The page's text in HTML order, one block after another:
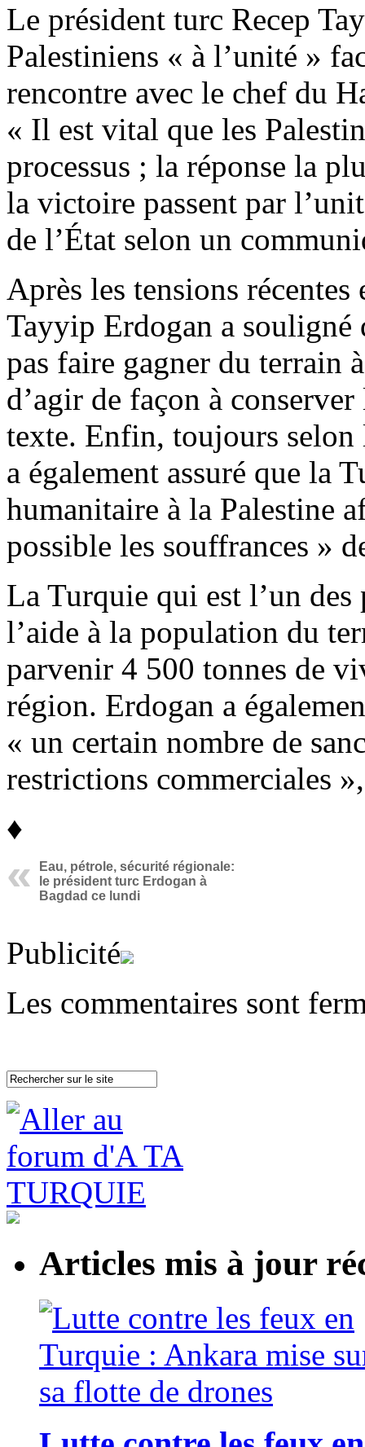
Le président turc Recep
Palestiniens « à l’unité »
rencontre avec le chef du
« Il est vital que les
processus ; la réponse la
la victoire passent par
de l’État selon un
Après les tensions
Tayyip Erdogan a souligné
pas faire gagner du terrain
d’agir de façon à
texte. Enfin, toujours selon
a également assuré que la
humanitaire à la Palestine
possible les souffrances »
La Turquie qui est l’un
l’aide à la population du
parvenir 4 500 tonnes de
région. Erdogan a
« un certain nombre de
restrictions commerciales
♦
Eau, pétrole, sécurité régionale:
le président turc Erdogan à
Bagdad ce lundi
Publicité
Les commentaires sont
Articles mis à jour